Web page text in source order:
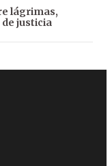
lágrimas,
justicia